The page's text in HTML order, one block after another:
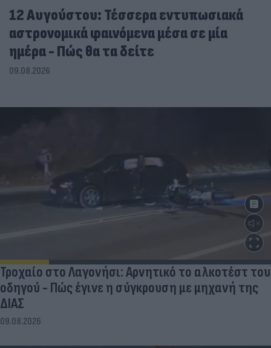
12 Αυγούστου: Τέσσερα εντυπωσιακά
αστρονομικά φαινόμενα μέσα σε μία
ημέρα - Πώς θα τα δείτε
09.08.2026
Τροχαίο στο Λαγονήσι: Αρνητικό το αλκοτέστ του
οδηγού - Πώς έγινε η σύγκρουση με μηχανή της
ΔΙΑΣ
09.08.2026